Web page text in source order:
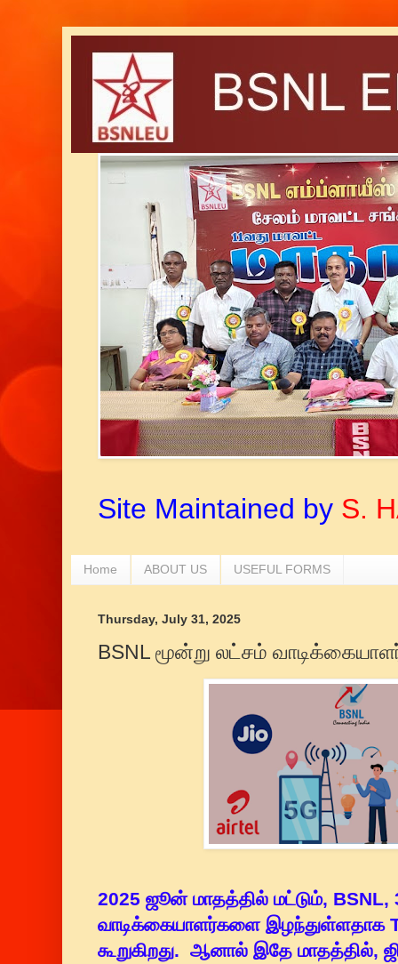
Site Maintained by S.
Home ABOUT US USEFUL FORMS
Thursday, July 31, 2025
BSNL மூன்று லட்சம்
2025 ஜூன் மாதத்தில் மட்டும், BSNL,
வாடிக்கையாளர்களை இழந்துள்ளதாக
கூறுகிறது. ஆனால் இதே மாதத்தில்,